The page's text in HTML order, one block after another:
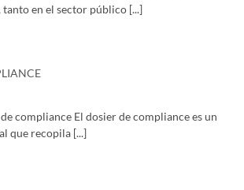
tanto en el sector público [...]
compliance El dosier de compliance es un
que recopila [...]